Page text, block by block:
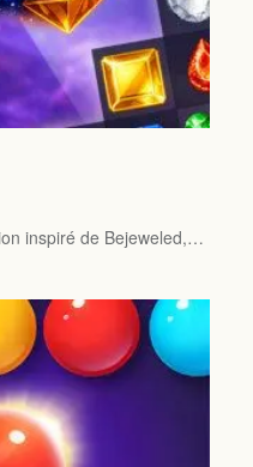
inspiré de Bejeweled,…